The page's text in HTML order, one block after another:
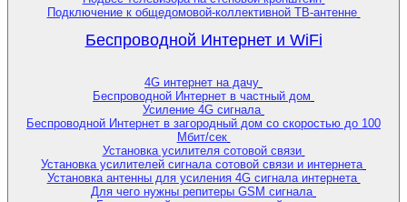
Подключение к общедомовой-коллективной ТВ-антенне
Беспроводной Интернет и WiFi
4G интернет на дачу
Беспроводной Интернет в частный дом
Усиление 4G сигнала
Беспроводной Интернет в загородный дом со скоростью до 100
Мбит/сек
Установка усилителя сотовой связи
Установка усилителей сигнала сотовой связи и интернета
Установка антенны для усиления 4G сигнала интернета
Для чего нужны репитеры GSM сигнала